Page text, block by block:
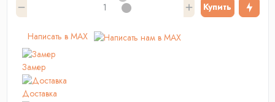
Купить
Написать в MAX
Замер
Доставка